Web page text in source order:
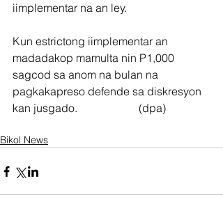
iimplementar na an ley.
Kun estrictong iimplementar an
madadakop mamulta nin P1,000
sagcod sa anom na bulan na
pagkakapreso defende sa diskresyon
kan jusgado.                      (dpa)
Bikol News